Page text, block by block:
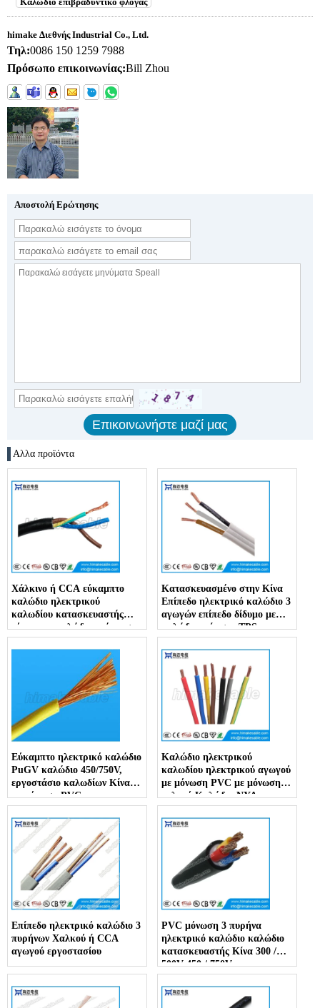
himake Διεθνής Industrial Co., Ltd.
Τηλ:0086 150 1259 7988
Πρόσωπο επικοινωνίας:Bill Zhou
Αποστολή Ερώτησης
Αλλα προϊόντα
Χάλκινο ή CCA εύκαμπτο
καλώδιο ηλεκτρικού
καλωδίου κατασκευαστής
εύκαμπτο καλώδιο επέκτασης
300/500V εργοστάσιο στην
Κίνα
Κατασκευασμένο στην Κίνα
Επίπεδο ηλεκτρικό καλώδιο 3
αγωγών επίπεδο δίδυμο με
καλώδιο γείωσης TPS
Εργοστάσιο Κίνας
Εύκαμπτο ηλεκτρικό καλώδιο
PuGV καλώδιο 450/750V,
εργοστάσιο καλωδίων Κίνας
με μόνωση PVC
Καλώδιο ηλεκτρικού
καλωδίου ηλεκτρικού αγωγού
με μόνωση PVC με μόνωση
χαλκού Καλώδιο NYA
300/500V 450/750V
Επίπεδο ηλεκτρικό καλώδιο 3
πυρήνων Χαλκού ή CCA
αγωγού εργοστασίου
PVC μόνωση 3 πυρήνα
ηλεκτρικό καλώδιο καλώδιο
κατασκευαστής Κίνα 300 /
500V 450 / 750V